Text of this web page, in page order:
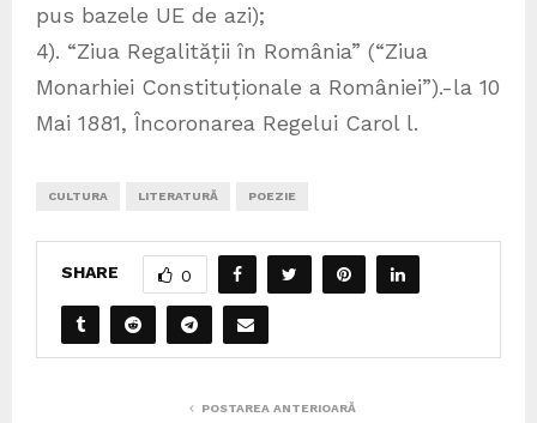
pus bazele UE de azi);
4). “Ziua Regalității în România” (“Ziua
Monarhiei Constituționale a României”).-la 10
Mai 1881, Încoronarea Regelui Carol l.
CULTURA LITERATURĂ POEZIE
SHARE 0
POSTAREA ANTERIOARĂ